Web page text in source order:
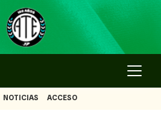
NOTICIAS ACCESO